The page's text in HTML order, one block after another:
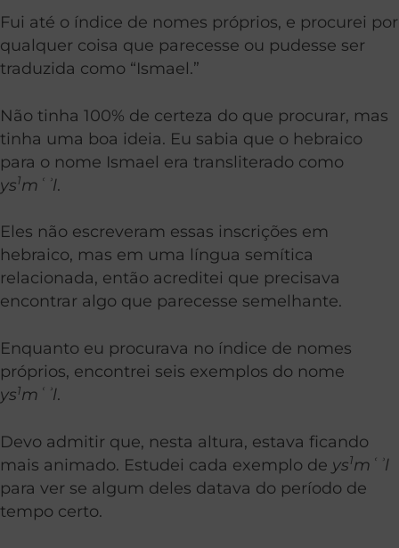
Fui até o índice de nomes próprios, e procurei por
qualquer coisa que parecesse ou pudesse ser
traduzida como “Ismael.”
Não tinha 100% de certeza do que procurar, mas
tinha uma boa ideia. Eu sabia que o hebraico
para o nome Ismael era transliterado como
ys1m ʿʾl.
Eles não escreveram essas inscrições em
hebraico, mas em uma língua semítica
relacionada, então acreditei que precisava
encontrar algo que parecesse semelhante.
Enquanto eu procurava no índice de nomes
próprios, encontrei seis exemplos do nome
ys1m ʿʾl.
Devo admitir que, nesta altura, estava ficando
mais animado. Estudei cada exemplo de ys1m ʿʾl
para ver se algum deles datava do período de
tempo certo.